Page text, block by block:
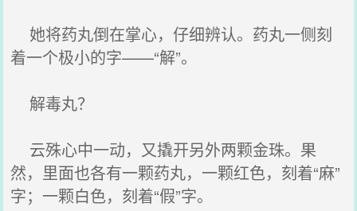
她将药丸倒在掌心，仔细辨认。药丸一侧刻
着一个极小的字——“解”。
解毒丸？
云殊心中一动，又撬开另外两颗金珠。果
然，里面也各有一颗药丸，一颗红色，刻着“麻”
字；一颗白色，刻着“假”字。